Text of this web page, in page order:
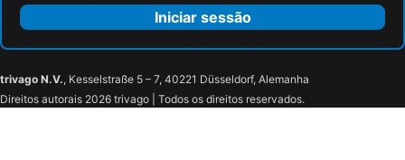
Iniciar sessão
trivago N.V., Kesselstraße 5 – 7, 40221 Düsseldorf, Alemanha
Direitos autorais 2026 trivago | Todos os direitos reservados.